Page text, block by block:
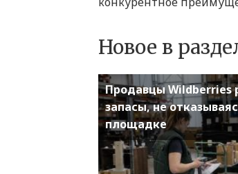
Новое в
Продавцы Wildberries
запасы, не
площадке